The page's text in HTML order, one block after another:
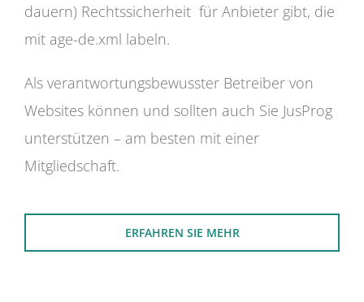
dauern) Rechtssicherheit für Anbieter gibt, die
mit age-de.xml labeln.
Als verantwortungsbewusster Betreiber von
Websites können und sollten auch Sie JusProg
unterstützen – am besten mit einer
Mitgliedschaft.
ERFAHREN SIE MEHR